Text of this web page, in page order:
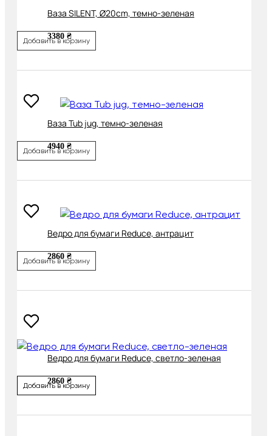
Ваза SILENT, Ø20cm, темно-зеленая
3380 ₴
Добавить в корзину
Ваза Tub jug, темно-зеленая
4940 ₴
Добавить в корзину
Ведро для бумаги Reduce, антрацит
2860 ₴
Добавить в корзину
Ведро для бумаги Reduce, светло-зеленая
2860 ₴
Добавить в корзину